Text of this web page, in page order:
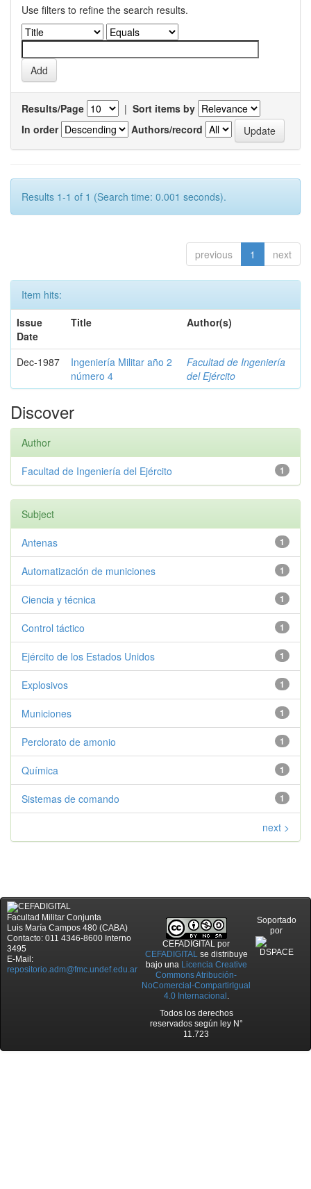
Use filters to refine the search results.
Results/Page | Sort items by
In order
Authors/record
Results 1-1 of 1 (Search time: 0.001 seconds).
previous 1 next
Item hits:
Issue
Date
Title Author(s)
Dec-1987
Ingeniería Militar año 2
número 4
Facultad de Ingeniería
del Ejército
Discover
Author
1
Facultad de Ingeniería del Ejército
Subject
1
Antenas
1
Automatización de municiones
1
Ciencia y técnica
1
Control táctico
1
Ejército de los Estados Unidos
1
Explosivos
1
Municiones
1
Perclorato de amonio
1
Química
1
Sistemas de comando
next >
Facultad Militar Conjunta
Luis María Campos 480 (CABA)
Contacto: 011 4346-8600 Interno
3495
E-Mail:
repositorio.adm@fmc.undef.edu.ar
CEFADIGITAL por
CEFADIGITALse distribuye
bajo una Licencia Creative
Commons Atribución-
NoComercial-CompartirIgual
4.0 Internacional .
Todos los derechos
reservados según ley N°
11.723
Soportado
por